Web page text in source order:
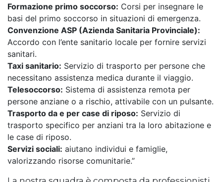
Formazione primo soccorso: Corsi per insegnare le
basi del primo soccorso in situazioni di emergenza.
Convenzione ASP (Azienda Sanitaria Provinciale):
Accordo con l’ente sanitario locale per fornire servizi
sanitari.
Taxi sanitario: Servizio di trasporto per persone che
necessitano assistenza medica durante il viaggio.
Telesoccorso: Sistema di assistenza remota per
persone anziane o a rischio, attivabile con un pulsante.
Trasporto da e per case di riposo: Servizio di
trasporto specifico per anziani tra la loro abitazione e
le case di riposo.
Servizi sociali: aiutano individui e famiglie,
valorizzando risorse comunitarie.”